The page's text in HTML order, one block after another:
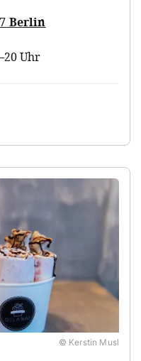
Berlin
Uhr
© Kerstin Musl